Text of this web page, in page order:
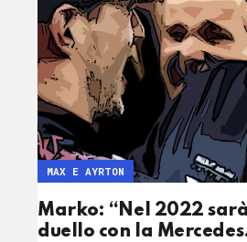
Marko: “Nel 2022
duello con la
MAX E AYRTON